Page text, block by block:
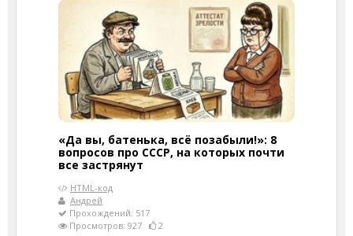
«Да вы, батенька, всё позабыли!»: 8
вопросов про СССР, на которых почти
все застрянут
HTML-код
Андрей
Прохождений: 517
Просмотров: 927
2